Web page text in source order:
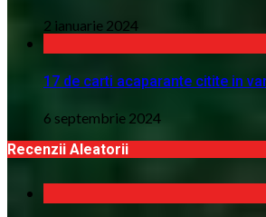
2 ianuarie 2024
17 de carti acaparante citite in
6 septembrie 2024
Recenzii Aleatorii